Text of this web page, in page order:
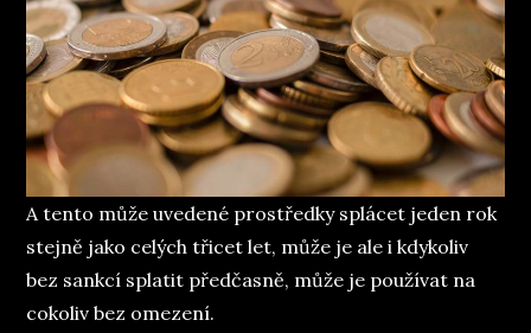
A tento může uvedené prostředky splácet jeden rok
stejně jako celých třicet let, může je ale i kdykoliv
bez sankcí splatit předčasně, může je používat na
cokoliv bez omezení.